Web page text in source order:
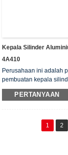
Kepala Silinder
4A410
Perusahaan ini adalah
pembuatan kepala
adalah pada kualitas
sertifikat otentikasi
PERTANYAAN
1 2